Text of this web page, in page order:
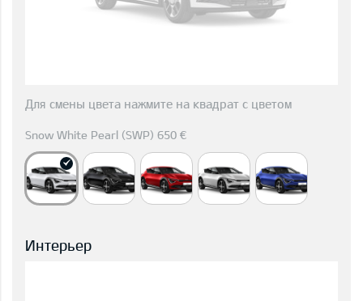
Для смены цвета нажмите на квадрат с цветом
Snow White Pearl (SWP) 650 €
Интерьер